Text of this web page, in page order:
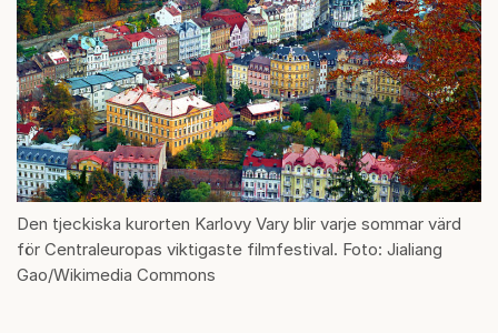
Den tjeckiska kurorten Karlovy Vary blir varje sommar värd
för Centraleuropas viktigaste filmfestival. Foto: Jialiang
Gao/Wikimedia Commons